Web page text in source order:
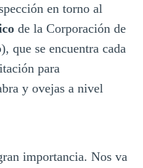
en torno al
de la Corporación de
), que se encuentra cada
para
y ovejas a nivel
importancia. Nos va